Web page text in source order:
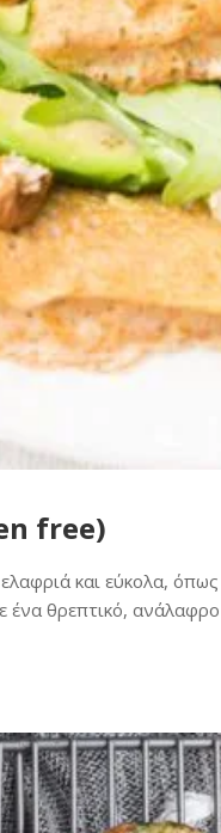
free)
και εύκολα,
θρεπτικό, ανάλαφρο